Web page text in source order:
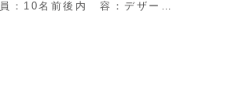
10名前後内 容：デザート